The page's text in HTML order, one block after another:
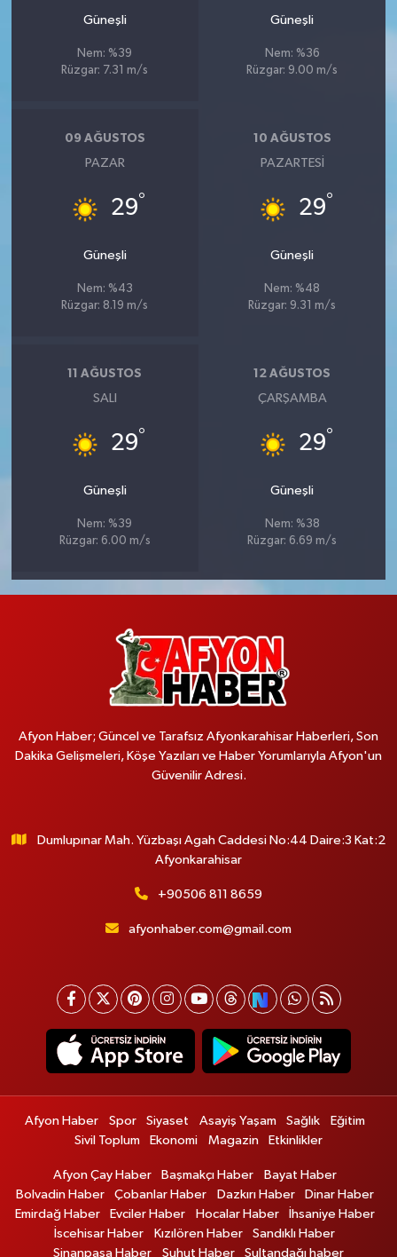
Güneşli
Nem: %39
Rüzgar: 7.31 m/s
Güneşli
Nem: %36
Rüzgar: 9.00 m/s
09 AĞUSTOS
PAZAR
29°
Güneşli
Nem: %43
Rüzgar: 8.19 m/s
10 AĞUSTOS
PAZARTESI
29°
Güneşli
Nem: %48
Rüzgar: 9.31 m/s
11 AĞUSTOS
SALI
29°
Güneşli
Nem: %39
Rüzgar: 6.00 m/s
12 AĞUSTOS
ÇARŞAMBA
29°
Güneşli
Nem: %38
Rüzgar: 6.69 m/s
Afyon Haber; Güncel ve Tarafsız Afyonkarahisar Haberleri, Son
Dakika Gelişmeleri, Köşe Yazıları ve Haber Yorumlarıyla Afyon'un
Güvenilir Adresi.
Dumlupınar Mah. Yüzbaşı Agah Caddesi No:44 Daire:3 Kat:2
Afyonkarahisar
+90506 811 8659
afyonhaber.com@gmail.com
Afyon Haber Spor Siyaset Asayiş Yaşam Sağlık
Eğitim
Sivil Toplum
Ekonomi Magazin Etkinlikler
Afyon Çay Haber Başmakçı Haber
Bayat Haber
Bolvadin Haber
Çobanlar Haber Dazkırı Haber
Dinar Haber
Emirdağ Haber
Evciler Haber Hocalar Haber
İhsaniye Haber
İscehisar Haber
Kızılören Haber
Sandıklı Haber
Sinanpaşa Haber
Şuhut Haber Sultandağı haber